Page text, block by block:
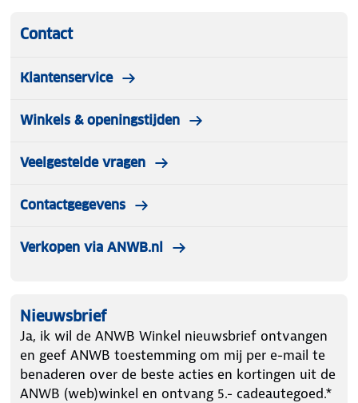
Contact
Klantenservice
Winkels & openingstijden
Veelgestelde vragen
Contactgegevens
Verkopen via ANWB.nl
Nieuwsbrief
Ja, ik wil de ANWB Winkel nieuwsbrief ontvangen
en geef ANWB toestemming om mij per e-mail te
benaderen over de beste acties en kortingen uit de
ANWB (web)winkel en ontvang 5.- cadeautegoed.*